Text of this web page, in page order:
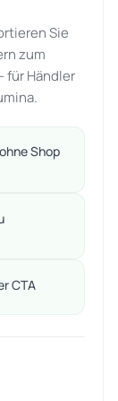
Sie
zum
für Händler
Shop
CTA